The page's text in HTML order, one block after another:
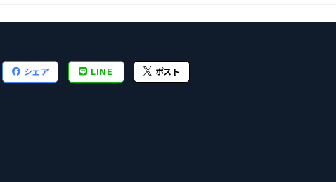
シェア LINE ポスト